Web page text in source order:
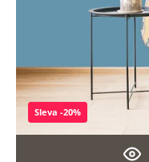
Sleva -20%